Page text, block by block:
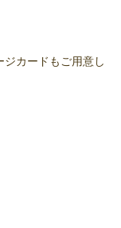
カードもご用意し